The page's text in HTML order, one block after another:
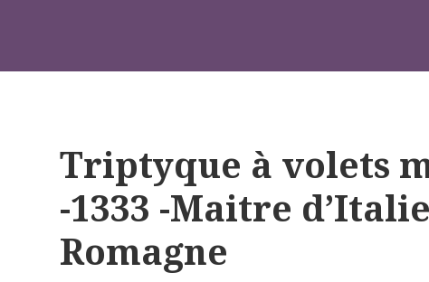
Triptyque à volets
-1333 -Maitre
Romagne